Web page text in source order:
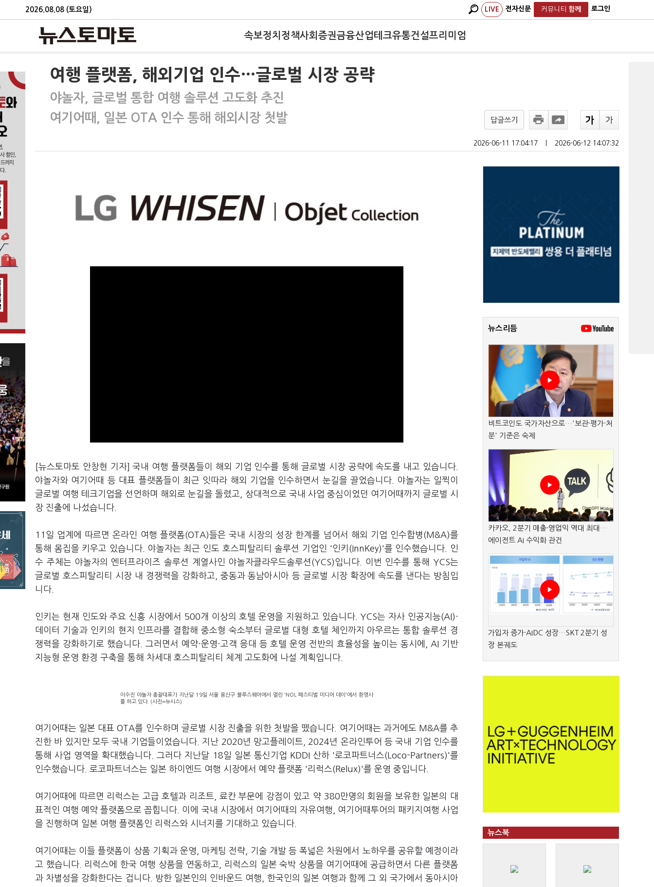
2026.08.08 (토요일) LIVE 전자신문 커뮤니티 함께 로그인
속보정치 정책사회 증권금융산업테크유통건설프리미엄
여행 플랫폼, 해외기업 인수…글로벌 시장 공략
야놀자, 글로벌 통합 여행 솔루션 고도화 추진
여기어때, 일본 OTA 인수 통해 해외시장 첫발
답글쓰기
2026-06-11 17:04:17 2026-06-12 14:07:32
[뉴스토마토 안창현 기자] 국내 여행 플랫폼들이 해외 기업 인수를 통해 글로벌 시장 공략에 속도를 내고 있습니다.
야놀자와 여기어때 등 대표 플랫폼들이 최근 잇따라 해외 기업을 인수하면서 눈길을 끌었습니다. 야놀자는 일찍이
글로벌 여행 테크기업을 선언하며 해외로 눈길을 돌렸고, 상대적으로 국내 사업 중심이었던 여기어때까지 글로벌 시
장 진출에 나섰습니다.
11일 업계에 따르면 온라인 여행 플랫폼(OTA)들은 국내 시장의 성장 한계를 넘어서 해외 기업 인수합병(M&A)를
통해 몸집을 키우고 있습니다. 야놀자는 최근 인도 호스피탈리티 솔루션 기업인 '인키(InnKey)'를 인수했습니다. 인
수 주체는 야놀자의 엔터프라이즈 솔루션 계열사인 야놀자클라우드솔루션(YCS)입니다. 이번 인수를 통해 YCS는
글로벌 호스피탈리티 시장 내 경쟁력을 강화하고, 중동과 동남아시아 등 글로벌 시장 확장에 속도를 낸다는 방침입
니다.
인키는 현재 인도와 주요 신흥 시장에서 500개 이상의 호텔 운영을 지원하고 있습니다. YCS는 자사 인공지능(AI)·
데이터 기술과 인키의 현지 인프라를 결합해 중소형 숙소부터 글로벌 대형 호텔 체인까지 아우르는 통합 솔루션 경
쟁력을 강화하기로 했습니다. 그러면서 예약·운영·고객 응대 등 호텔 운영 전반의 효율성을 높이는 동시에, AI 기반
지능형 운영 환경 구축을 통해 차세대 호스피탈리티 체계 고도화에 나설 계획입니다.
이수진 야놀자 총괄대표가 지난달 19일 서울 용산구 블루스퀘어에서 열린 'NOL 페스티벌 미디어 데이'에서 환영사
를 하고 있다. (사진=뉴시스)
여기어때는 일본 대표 OTA를 인수하며 글로벌 시장 진출을 위한 첫발을 뗐습니다. 여기어때는 과거에도 M&A를 추
진한 바 있지만 모두 국내 기업들이었습니다. 지난 2020년 망고플레이트, 2024년 온라인투어 등 국내 기업 인수를
통해 사업 영역을 확대했습니다. 그러다 지난달 18일 일본 통신기업 KDDI 산하 '로코파트너스(Loco-Partners)'를
인수했습니다. 로코파트너스는 일본 하이엔드 여행 시장에서 예약 플랫폼 '리럭스(Relux)'를 운영 중입니다.
여기어때에 따르면 리럭스는 고급 호텔과 리조트, 료칸 부문에 강점이 있고 약 380만명의 회원을 보유한 일본의 대
표적인 여행 예약 플랫폼으로 꼽힙니다. 이에 국내 시장에서 여기어때의 자유여행, 여기어때투어의 패키지여행 사업
을 진행하며 일본 여행 플랫폼인 리럭스와 시너지를 기대하고 있습니다.
여기어때는 이들 플랫폼이 상품 기획과 운영, 마케팅 전략, 기술 개발 등 폭넓은 차원에서 노하우를 공유할 예정이라
고 했습니다. 리럭스에 한국 여행 상품을 연동하고, 리럭스의 일본 숙박 상품을 여기어때에 공급하면서 다른 플랫폼
과 차별성을 강화한다는 겁니다. 방한 일본인의 인바운드 여행, 한국인의 일본 여행과 함께 그 외 국가에서 동아시아
뉴스리듬
비트코인도 국가자산으로…'보관·평가·처
분' 기준은 숙제
카카오, 2분기 매출·영업익 역대 최대…
에이전트 AI 수익화 관건
가입자 증가·AIDC 성장…SKT 2분기 성
장 본궤도
뉴스북